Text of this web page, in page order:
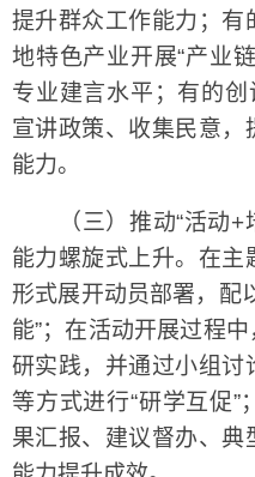
提升群众工作能力；有
地特色产业开展“产业
专业建言水平；有的创
宣讲政策、收集民意，
能力。
（三）推动“活动+
能力螺旋式上升。在主
形式展开动员部署，配
能”；在活动开展过程
研实践，并通过小组讨
等方式进行“研学互促
果汇报、建议督办、典